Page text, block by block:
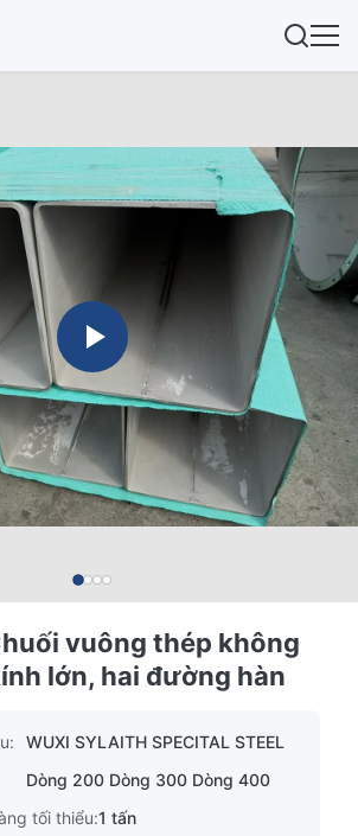
vuông thép không
lớn, hai đường hàn
WUXI SYLAITH SPECITAL STEEL
Dòng 200 Dòng 300 Dòng 400
tối thiểu:1 tấn